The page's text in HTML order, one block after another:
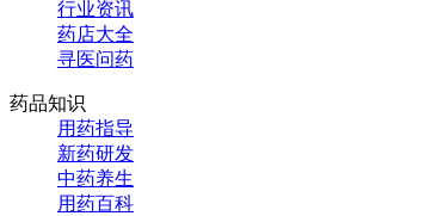
行业资讯
药店大全
寻医问药
药品知识
用药指导
新药研发
中药养生
用药百科